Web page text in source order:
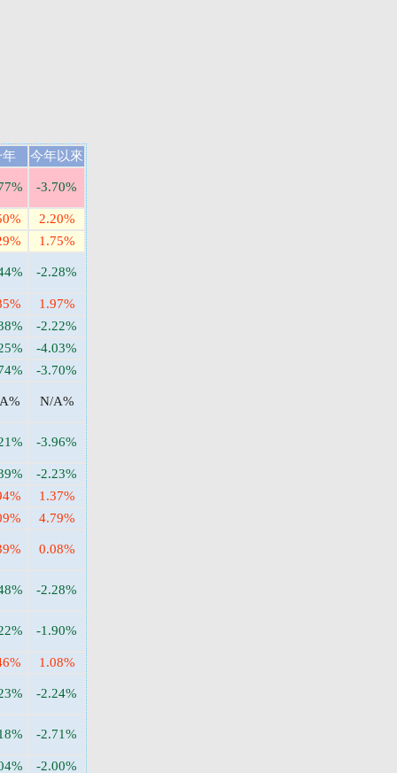
年 今年以來
-3.70%
2.20%
1.75%
-2.28%
1.97%
-2.22%
-4.03%
-3.70%
N/A%
-3.96%
-2.23%
1.37%
4.79%
0.08%
-2.28%
-1.90%
1.08%
-2.24%
-2.71%
-2.00%